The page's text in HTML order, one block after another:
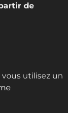
de
utilisez un